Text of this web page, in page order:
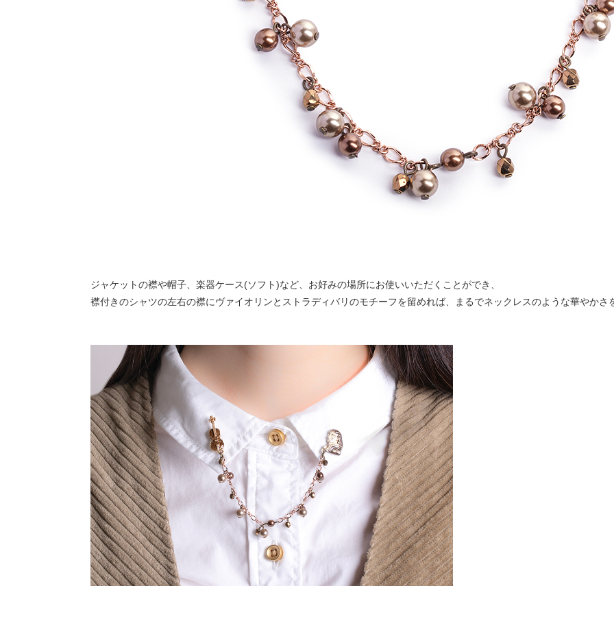
ジャケットの襟や帽子、楽器ケース(ソフト)など、お好みの場所にお使いいただくことができ、
襟付きのシャツの左右の襟にヴァイオリンとストラディバリのモチーフを留めれば、まるでネックレスのような華やかさ